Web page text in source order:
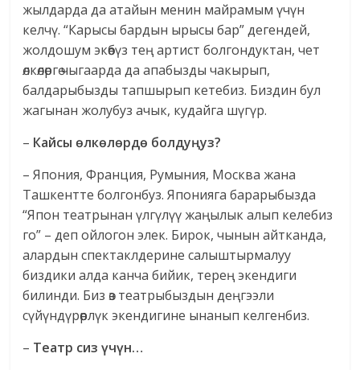
жылдарда да атайын менин майрамым үчүн
келчү. “Карысы бардын ырысы бар” дегендей,
жолдошум экөөбүз тең артист болгондуктан, чет
өлкөлөргө чыгаарда да апабызды чакырып,
балдарыбызды тапшырып кетебиз. Биздин бул
жагынан жолубуз ачык, кудайга шүгүр.
– Кайсы өлкөлөрдө болдуңуз?
– Япония, Франция, Румыния, Москва жана
Ташкентте болгонбуз. Японияга барарыбызда
“Япон театрынан үлгүлүү жаңылык алып келебиз
го” – деп ойлогон элек. Бирок, чынын айтканда,
алардын спектаклдерине салыштырмалуу
биздики алда канча бийик, терең экендиги
билинди. Биз өз театрыбыздын деңгээли
сүйүндүрөөрлүк экендигине ынанып келгенбиз.
– Театр сиз үчүн…